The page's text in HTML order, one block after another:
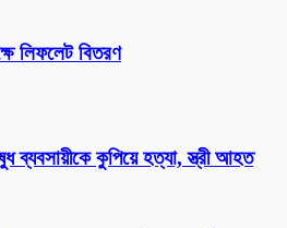
লিফলেট বিতরণ
ব্যবসায়ীকে কুপিয়ে হত্যা, স্ত্রী আহত